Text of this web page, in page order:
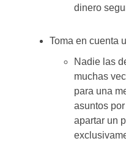
dinero
Toma en cuenta
Nadie las
muchas
para una
asuntos
apartar un